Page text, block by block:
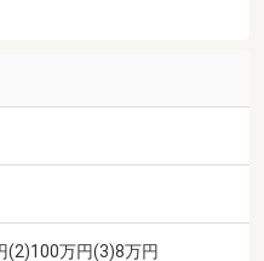
(2)100万円(3)8万円